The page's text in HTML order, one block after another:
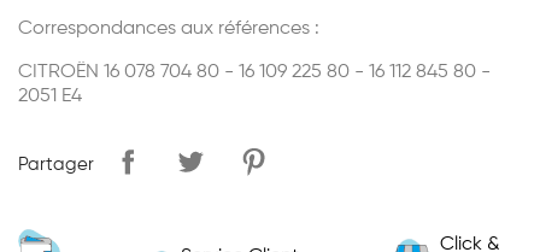
Correspondances aux références :
CITROËN 16 078 704 80 - 16 109 225 80 - 16 112 845 80 -
2051 E4
Partager
Click &